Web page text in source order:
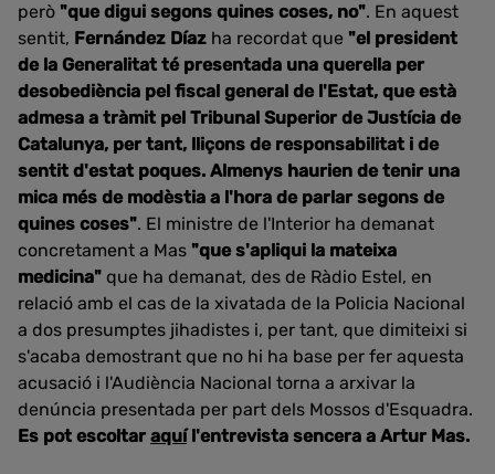
però "que digui segons quines coses, no". En aquest
sentit, Fernández Díaz ha recordat que "el president
de la Generalitat té presentada una querella per
desobediència pel fiscal general de l'Estat, que està
admesa a tràmit pel Tribunal Superior de Justícia de
Catalunya, per tant, lliçons de responsabilitat i de
sentit d'estat poques. Almenys haurien de tenir una
mica més de modèstia a l'hora de parlar segons de
quines coses". El ministre de l'Interior ha demanat
concretament a Mas "que s'apliqui la mateixa
medicina" que ha demanat, des de Ràdio Estel, en
relació amb el cas de la xivatada de la Policia Nacional
a dos presumptes jihadistes i, per tant, que dimiteixi si
s'acaba demostrant que no hi ha base per fer aquesta
acusació i l'Audiència Nacional torna a arxivar la
denúncia presentada per part dels Mossos d'Esquadra.
Es pot escoltar aquíl'entrevista sencera a Artur Mas.